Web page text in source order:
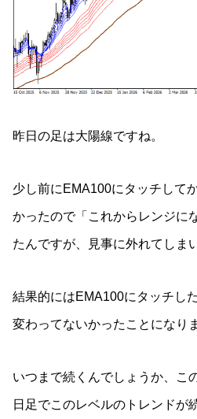
昨日の足は大陽線ですね。
少し前にEMA100にタッチして
かったので「これからレンジに
たんですが、見事に外れてしま
結果的にはEMA100にタッチし
変わってないかったことになり
いつまで続くんでしょうか、こ
日足でこのレベルのトレンドが